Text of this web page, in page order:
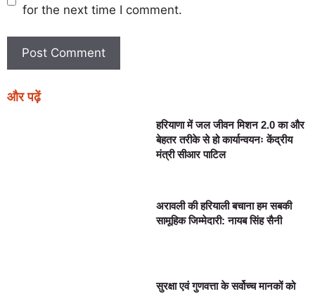
for the next time I comment.
और पढ़ें
हरियाणा में जल जीवन मिशन 2.0 का और
बेहतर तरीके से हो कार्यान्वयनः केंद्रीय
मंत्री सीआर पाटिल
अरावली की हरियाली बचाना हम सबकी
सामूहिक जिम्मेदारी: नायब सिंह सैनी
सुरक्षा एवं गुणवत्ता के सर्वोच्च मानकों को